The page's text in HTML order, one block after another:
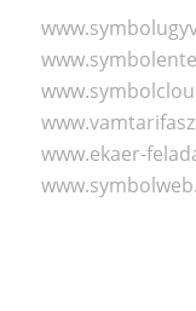
www.ekaer-